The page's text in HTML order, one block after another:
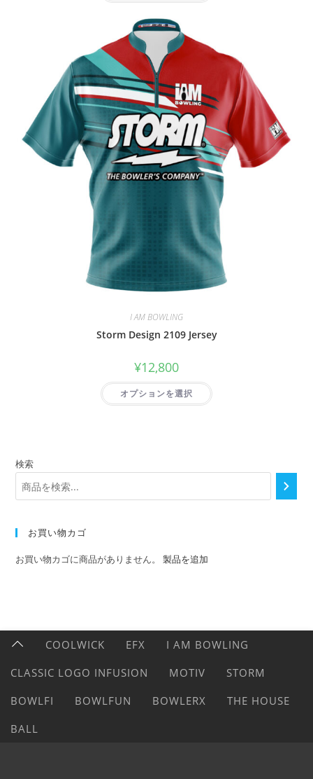
I AM BOWLING
Storm Design 2109 Jersey
¥12,800
オプションを選択
検索
お買い物カゴ
お買い物カゴに商品がありません。製品を追加
COOLWICK EFX
I AM BOWLING
CLASSIC LOGO INFUSION
MOTIV
STORM
BOWLFI
BOWLFUN BOWLERX
THE HOUSE
BALL